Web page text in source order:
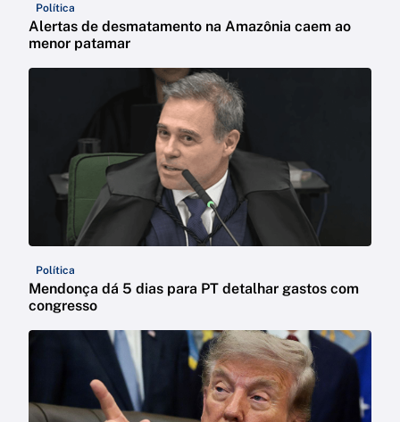
Política
Alertas de desmatamento na Amazônia caem ao
menor patamar
Política
Mendonça dá 5 dias para PT detalhar gastos com
congresso